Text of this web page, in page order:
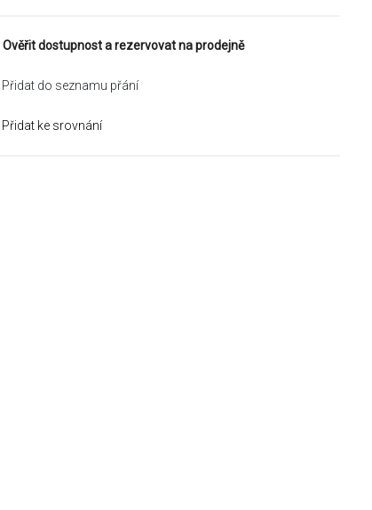
Ověřit dostupnost a rezervovat na prodejně
Přidat do seznamu přání
Přidat ke srovnání